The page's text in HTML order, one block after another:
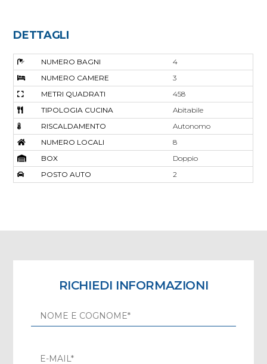
DETTAGLI
NUMERO BAGNI
4
NUMERO CAMERE
3
METRI QUADRATI
458
TIPOLOGIA CUCINA
Abitabile
RISCALDAMENTO
Autonomo
NUMERO LOCALI
8
BOX
Doppio
POSTO AUTO
2
RICHIEDI INFORMAZIONI